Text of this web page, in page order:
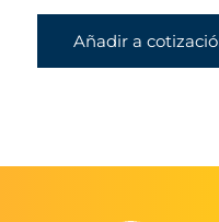
Añadir a